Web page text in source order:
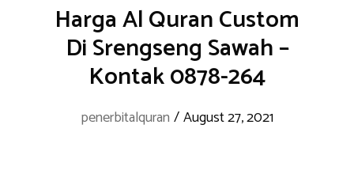
Harga Al Quran Custom
Di Srengseng Sawah –
Kontak 0878-264
penerbitalquran /August 27, 2021